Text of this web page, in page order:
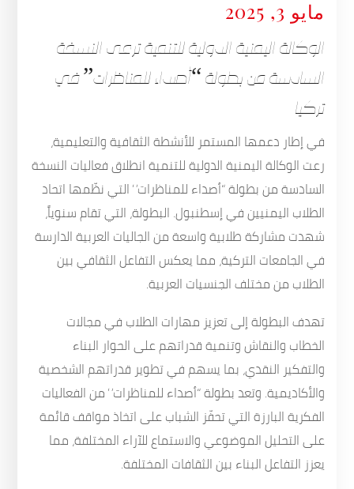
مايو 3, 2025
الوكالة اليمنية الدولية للتنمية ترعى النسخة
السادسة من بطولة “أصداء للمناظرات” في
تركيا
في إطار دعمها المستمر للأنشطة الثقافية والتعليمية،
رعت الوكالة اليمنية الدولية للتنمية انطلاق فعاليات النسخة
السادسة من بطولة “أصداء للمناظرات” التي نظّمها اتحاد
الطلاب اليمنيين في إسطنبول. البطولة، التي تقام سنوياً،
شهدت مشاركة طلابية واسعة من الجاليات العربية الدارسة
في الجامعات التركية، مما يعكس التفاعل الثقافي بين
الطلاب من مختلف الجنسيات العربية.
تهدف البطولة إلى تعزيز مهارات الطلاب في مجالات
الخطاب والنقاش وتنمية قدراتهم على الحوار البناء
والتفكير النقدي، بما يسهم في تطوير قدراتهم الشخصية
والأكاديمية. وتعد بطولة “أصداء للمناظرات” من الفعاليات
الفكرية البارزة التي تحفّز الشباب على اتخاذ مواقف قائمة
على التحليل الموضوعي والاستماع للآراء المختلفة، مما
يعزز التفاعل البناء بين الثقافات المختلفة.